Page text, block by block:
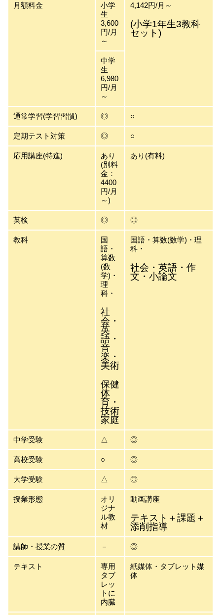
月額料金
小学
生
3,600
円/月
～
4,142円/月～
(小学1年生3教科
セット)
中学
生
6,980
円/月
～
通常学習(学習習慣) ◎ ○
定期テスト対策 ◎ ○
応用講座(特進)
あり
(別料
金：
4400
円/月
～)
あり(有料)
英検 ◎ ◎
教科
国
語・
算数
(数
学)・
理
科・
社
会・
英
語・
音
楽・
美術
保健
体
育・
技術
家庭
国語・算数(数学)・理
科・
社会・英語・作
文・小論文
中学受験 △ ◎
高校受験 ○ ◎
大学受験 △ ◎
授業形態
オリ
ジナ
ル教
材
動画講座
テキスト＋課題＋
添削指導
講師・授業の質 － ◎
テキスト
専用
タブ
レッ
トに
内臓
紙媒体・タブレット媒
体